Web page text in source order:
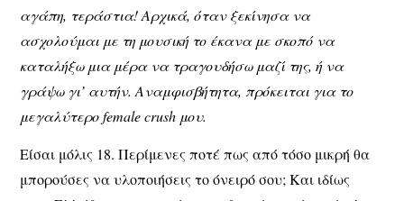
αγάπη, τεράστια! Αρχικά, όταν ξεκίνησα να
ασχολούμαι με τη μουσική το έκανα με σκοπό να
καταλήξω μια μέρα να τραγουδήσω μαζί της, ή να
γράψω γι’ αυτήν. Αναμφισβήτητα, πρόκειται για το
μεγαλύτερο female crush μου.
Είσαι μόλις 18. Περίμενες ποτέ πως από τόσο μικρή θα
μπορούσες να υλοποιήσεις το όνειρό σου; Και ιδίως